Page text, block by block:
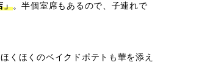
」。半個室席もあるので、子連れで
くほくのベイクドポテトも華を添え